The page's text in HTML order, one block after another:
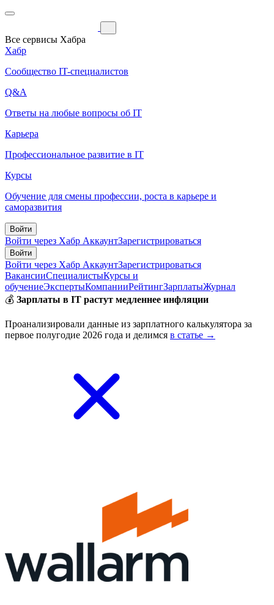
Все сервисы Хабра
Хабр
Сообщество IT-специалистов
Q&A
Ответы на любые вопросы об IT
Карьера
Профессиональное развитие в IT
Курсы
Обучение для смены профессии, роста в карьере и
саморазвития
Войти
Войти через Хабр АккаунтЗарегистрироваться
Войти
Войти через Хабр АккаунтЗарегистрироваться
ВакансииСпециалистыКурсы и
обучениеЭкспертыКомпанииРейтингЗарплатыЖурнал
💰 Зарплаты в IT растут медленнее инфляции
Проанализировали данные из зарплатного калькулятора за
первое полугодие 2026 года и делимся в статье →